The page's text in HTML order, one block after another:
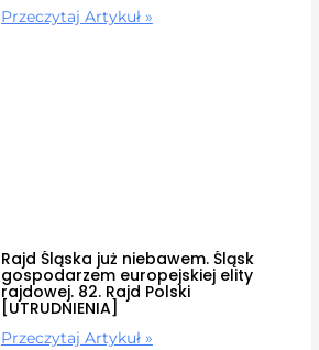
Przeczytaj Artykuł »
Rajd Śląska już niebawem. Śląsk
gospodarzem europejskiej elity
rajdowej. 82. Rajd Polski
[UTRUDNIENIA]
Przeczytaj Artykuł »